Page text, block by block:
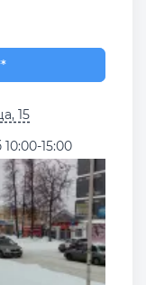
15
10:00-15:00